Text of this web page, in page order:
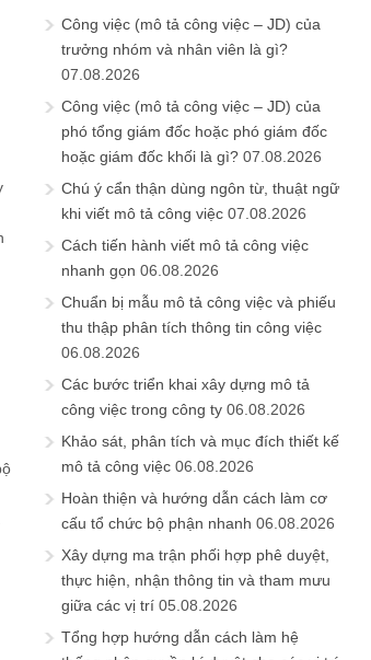
Công việc (mô tả công việc – JD) của
trưởng nhóm và nhân viên là gì?
07.08.2026
Công việc (mô tả công việc – JD) của
phó tổng giám đốc hoặc phó giám đốc
hoặc giám đốc khối là gì? 07.08.2026
Chú ý cẩn thận dùng ngôn từ, thuật ngữ
khi viết mô tả công việc 07.08.2026
Cách tiến hành viết mô tả công việc
nhanh gọn 06.08.2026
Chuẩn bị mẫu mô tả công việc và phiếu
thu thập phân tích thông tin công việc
06.08.2026
Các bước triển khai xây dựng mô tả
công việc trong công ty 06.08.2026
Khảo sát, phân tích và mục đích thiết kế
mô tả công việc 06.08.2026
Hoàn thiện và hướng dẫn cách làm cơ
cấu tổ chức bộ phận nhanh 06.08.2026
Xây dựng ma trận phối hợp phê duyệt,
thực hiện, nhận thông tin và tham mưu
giữa các vị trí 05.08.2026
Tổng hợp hướng dẫn cách làm hệ